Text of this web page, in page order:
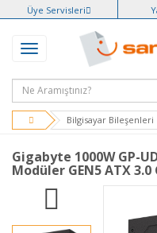
Üye Servisleri
Bilgisayar Bileşenleri
Gigabyte 1000W GP-
Modüler GEN5 ATX 3.0